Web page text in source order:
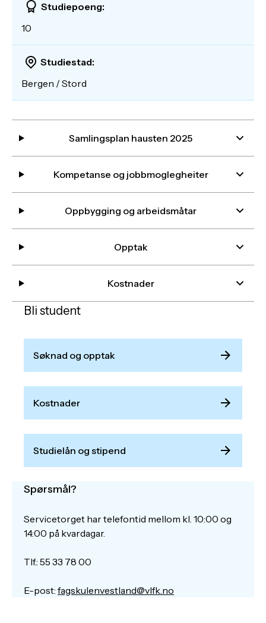
Studiepoeng:
10
Studiestad:
Bergen / Stord
Samlingsplan hausten 2025
Kompetanse og jobbmoglegheiter
Oppbygging og arbeidsmåtar
Opptak
Kostnader
Bli student
Søknad og opptak
Kostnader
Studielån og stipend
Spørsmål?
Servicetorget har telefontid mellom kl. 10:00 og
14:00 på kvardagar.
Tlf.: 55 33 78 00
E-post: fagskulenvestland@vlfk.no